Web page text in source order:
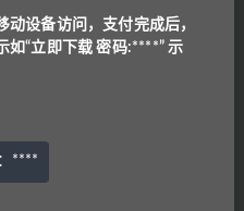
动设备访问，支付完成后，
如“立即下载 密码:****” 示
****